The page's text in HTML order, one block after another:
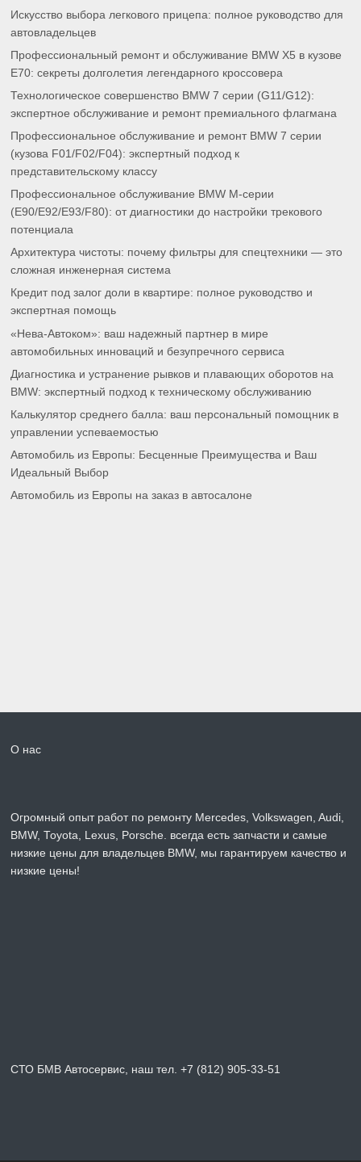
Искусство выбора легкового прицепа: полное руководство для
автовладельцев
Профессиональный ремонт и обслуживание BMW X5 в кузове
E70: секреты долголетия легендарного кроссовера
Технологическое совершенство BMW 7 серии (G11/G12):
экспертное обслуживание и ремонт премиального флагмана
Профессиональное обслуживание и ремонт BMW 7 серии
(кузова F01/F02/F04): экспертный подход к
представительскому классу
Профессиональное обслуживание BMW M-серии
(E90/E92/E93/F80): от диагностики до настройки трекового
потенциала
Архитектура чистоты: почему фильтры для спецтехники — это
сложная инженерная система
Кредит под залог доли в квартире: полное руководство и
экспертная помощь
«Нева-Автоком»: ваш надежный партнер в мире
автомобильных инноваций и безупречного сервиса
Диагностика и устранение рывков и плавающих оборотов на
BMW: экспертный подход к техническому обслуживанию
Калькулятор среднего балла: ваш персональный помощник в
управлении успеваемостью
Автомобиль из Европы: Бесценные Преимущества и Ваш
Идеальный Выбор
Автомобиль из Европы на заказ в автосалоне
О нас
Огромный опыт работ по ремонту Mercedes, Volkswagen, Audi,
BMW, Toyota, Lexus, Porsche. всегда есть запчасти и самые
низкие цены для владельцев BMW, мы гарантируем качество и
низкие цены!
СТО БМВ Автосервис, наш тел. +7 (812) 905-33-51